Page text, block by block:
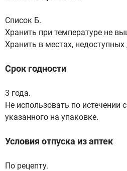
Список Б.
Хранить при температуре не
Хранить в местах, недоступных
Срок годности
3 года.
Не использовать по истечении
указанного на упаковке.
Условия отпуска из аптек
По рецепту.